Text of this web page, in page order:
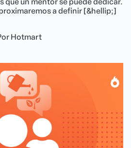
a definir [&hellip;]
Hotmart